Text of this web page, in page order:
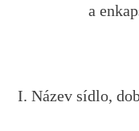
a
I. Název sídlo,